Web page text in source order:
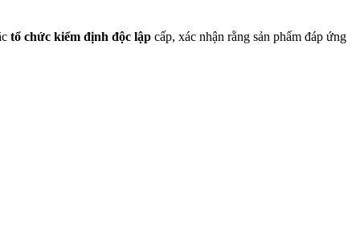
tổ chức kiểm định độc lập cấp, xác nhận rằng sản phẩm đáp ứng